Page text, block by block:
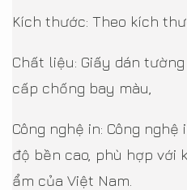
Kích thước: Theo kích
Chất liệu: Giấy dán
cấp chống bay màu,
Công nghệ in: Công
độ bền cao, phù hợp với
ẩm của Việt Nam.